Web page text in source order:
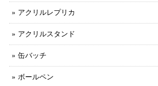
アクリルレプリカ
アクリルスタンド
缶バッチ
ボールペン